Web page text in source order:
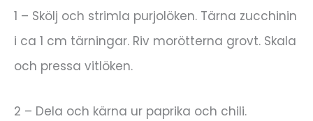
1 – Skölj och strimla purjolöken. Tärna zucchinin
i ca 1 cm tärningar. Riv morötterna grovt. Skala
och pressa vitlöken.
2 – Dela och kärna ur paprika och chili.